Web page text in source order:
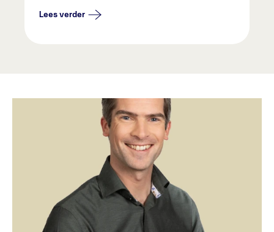
Lees verder